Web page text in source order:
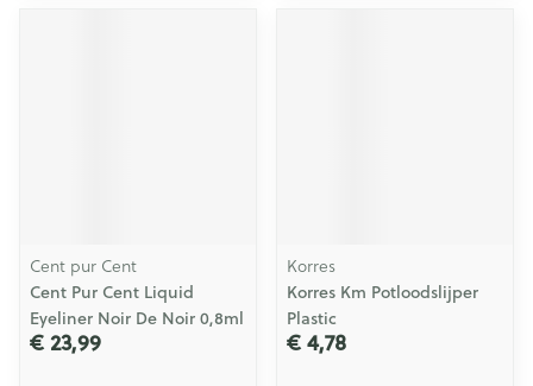
Cent pur Cent
Cent Pur Cent Liquid
Eyeliner Noir De Noir 0,8ml
€ 23,99
Korres
Korres Km Potloodslijper
Plastic
€ 4,78